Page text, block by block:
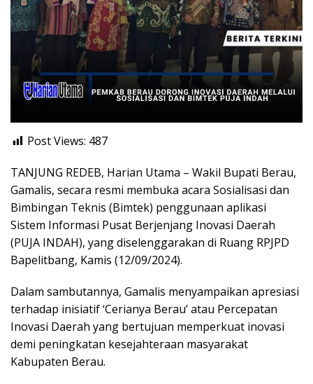
Post Views: 487
TANJUNG REDEB, Harian Utama – Wakil Bupati Berau,
Gamalis, secara resmi membuka acara Sosialisasi dan
Bimbingan Teknis (Bimtek) penggunaan aplikasi
Sistem Informasi Pusat Berjenjang Inovasi Daerah
(PUJA INDAH), yang diselenggarakan di Ruang RPJPD
Bapelitbang, Kamis (12/09/2024).
Dalam sambutannya, Gamalis menyampaikan apresiasi
terhadap inisiatif ‘Cerianya Berau’ atau Percepatan
Inovasi Daerah yang bertujuan memperkuat inovasi
demi peningkatan kesejahteraan masyarakat
Kabupaten Berau.